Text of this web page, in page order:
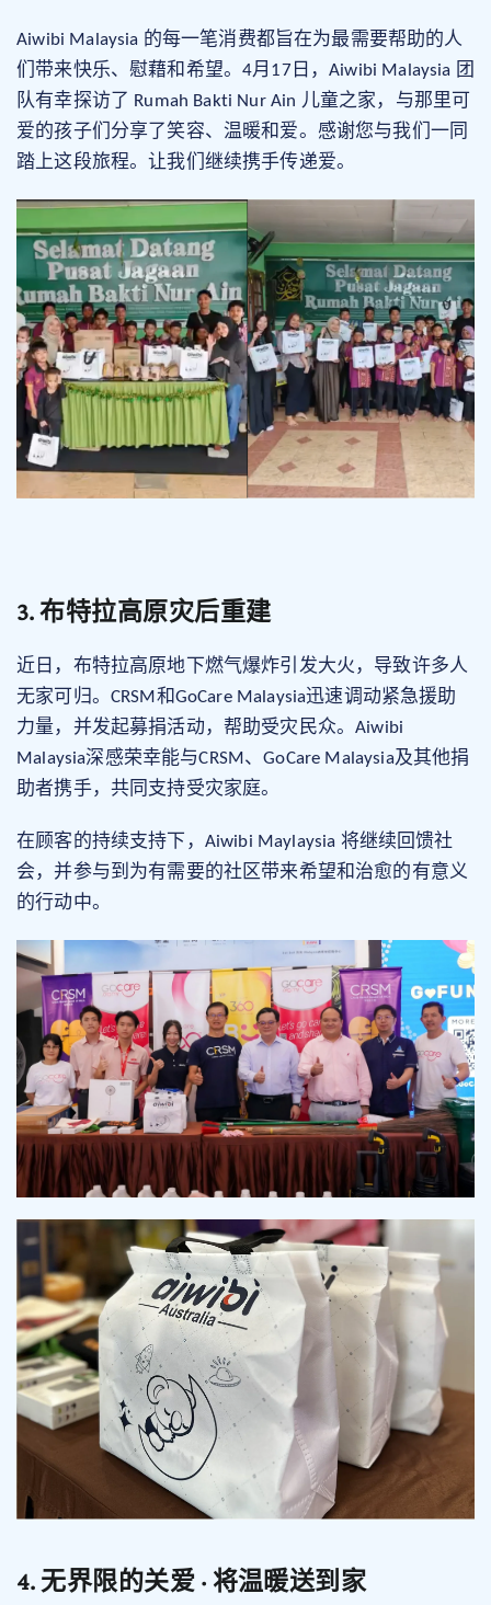
Aiwibi Malaysia 的每一笔消费都旨在为最需要帮助的人
们带来快乐、慰藉和希望。4月17日，Aiwibi Malaysia 团
队有幸探访了 Rumah Bakti Nur Ain 儿童之家， 与那里可
爱的孩子们分享了笑容、温暖和爱。感谢您与我们一同
踏上这段旅程。让我们 继续携手传递爱。
3. 布特拉高原灾后重建
近日，布特拉高原地下燃气爆炸引发大火，导致许多人
无家可归。CRSM和GoCare Malaysia迅速调动紧急援助
力量，并发起募捐活动，帮助受灾民众。Aiwibi
Malaysia深感荣幸能与CRSM、GoCare Malaysia及其他捐
助者携手，共同支持受灾家庭。
在顾客的持续支持下，Aiwibi Maylaysia 将继续 回馈社
会，并参与到为有需要的社区带来希望和治愈的有意义
的行动中。
4. 无界限的关爱 · 将温暖送到家